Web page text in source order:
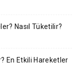
Nasıl Tüketilir?
En Etkili Hareketler